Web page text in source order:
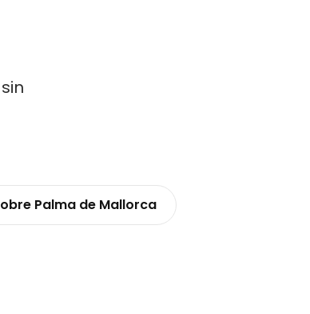
Palma de Mallorca